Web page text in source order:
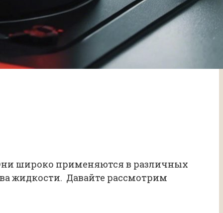
широко применяются в различных
жидкости. Давайте рассмотрим